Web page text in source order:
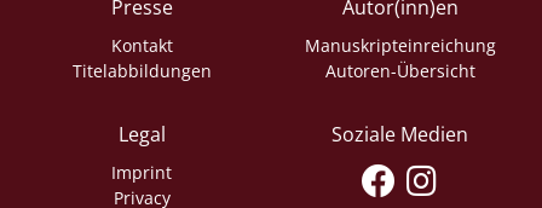
Presse
Kontakt
Titelabbildungen
Autor(inn)en
Manuskripteinreichung
Autoren-Übersicht
Legal
Imprint
Privacy
Soziale Medien